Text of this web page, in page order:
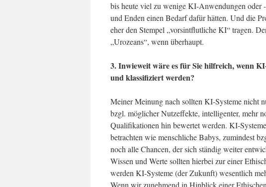
bis heute viel zu wenige KI-Anwendungen
und Enden einen Bedarf dafür hätten. Und die
eher den Stempel „vorsintflutliche KI“ tragen.
„Urozeans“, wenn überhaupt.
3. Inwieweit wäre es für Sie hilfreich, wenn
und klassifiziert werden?
Meiner Meinung nach sollten KI-Systeme nicht
bzgl. möglicher Nutzeffekte, intelligenter, mehr
Qualifikationen hin bewertet werden. KI-
betrachten wie menschliche Babys, zumindest
noch alle Chancen, der sich ständig weiter
Wissen und Werte sollten hierbei zur einer
werden KI-Systeme (der Zukunft) wesentlich
Wenn wir zunehmend in Hinblick einer